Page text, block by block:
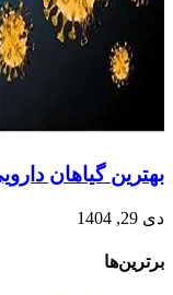
بهترین گیاهان
دی 29, 1404
برترین‌ها